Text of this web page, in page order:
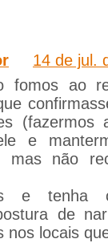
14 de jul.
fomos ao
e
mas não
e tenha
de
nos locais